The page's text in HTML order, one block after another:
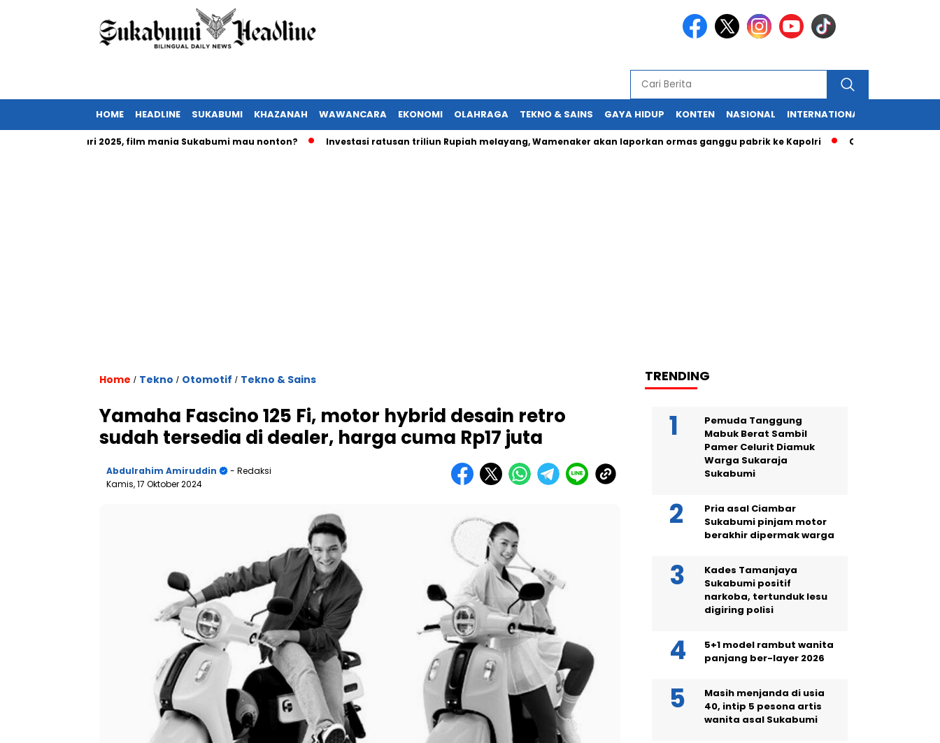
HOME HEADLINE SUKABUMI KHAZANAH WAWANCARA EKONOMI OLAHRAGA TEKNO & SAINS GAYA HIDUP KONTEN NASIONAL INTERNATIONAL
Februari 2025, film mania Sukabumi mau nonton? Investasi ratusan triliun Rupiah melayang, Wamenaker akan laporkan ormas ganggu pabrik ke Kapolri Cabup dan Cawali
Home / Tekno / Otomotif / Tekno & Sains
Yamaha Fascino 125 Fi, motor hybrid desain retro
sudah tersedia di dealer, harga cuma Rp17 juta
Abdulrahim Amiruddin
- Redaksi
Kamis, 17 Oktober 2024
TRENDING
Pemuda Tanggung
Mabuk Berat Sambil
Pamer Celurit Diamuk
Warga Sukaraja
Sukabumi
Pria asal Ciambar
Sukabumi pinjam motor
berakhir dipermak warga
Kades Tamanjaya
Sukabumi positif
narkoba, tertunduk lesu
digiring polisi
5+1 model rambut wanita
panjang ber-layer 2026
Masih menjanda di usia
40, intip 5 pesona artis
wanita asal Sukabumi